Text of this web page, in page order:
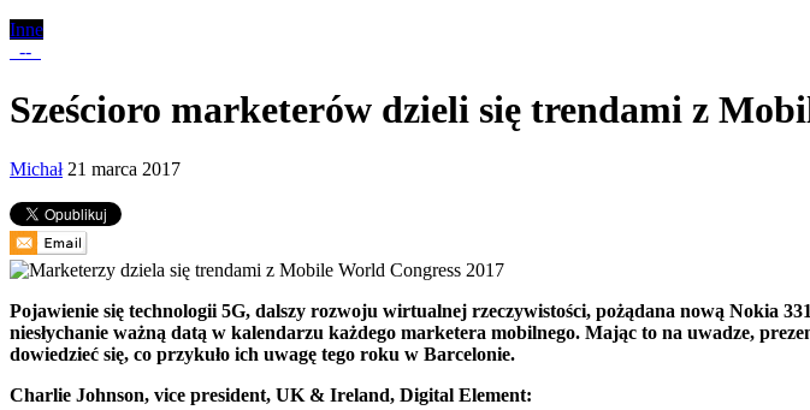
Inne
--
Sześcioro marketerów dzieli się trendami z
Michał 21 marca 2017
Pojawienie się technologii 5G, dalszy rozwoju wirtualnej rzeczywistości, pożądana nową Nokia
niesłychanie ważną datą w kalendarzu każdego marketera mobilnego. Mając to na uwadze,
dowiedzieć się, co przykuło ich uwagę tego roku w Barcelonie.
Charlie Johnson, vice president, UK & Ireland, Digital Element: